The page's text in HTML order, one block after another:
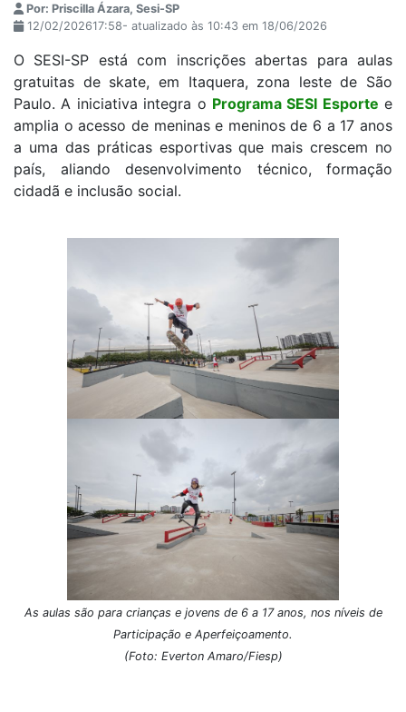
Por: Priscilla Ázara, Sesi-SP
12/02/202617:58- atualizado às 10:43 em 18/06/2026
O SESI-SP está com inscrições abertas para aulas
gratuitas de skate, em Itaquera, zona leste de São
Paulo. A iniciativa integra o Programa SESI Esporte e
amplia o acesso de meninas e meninos de 6 a 17 anos
a uma das práticas esportivas que mais crescem no
país, aliando desenvolvimento técnico, formação
cidadã e inclusão social.
As aulas são para crianças e jovens de 6 a 17 anos, nos níveis de
Participação e Aperfeiçoamento.
(Foto: Everton Amaro/Fiesp)